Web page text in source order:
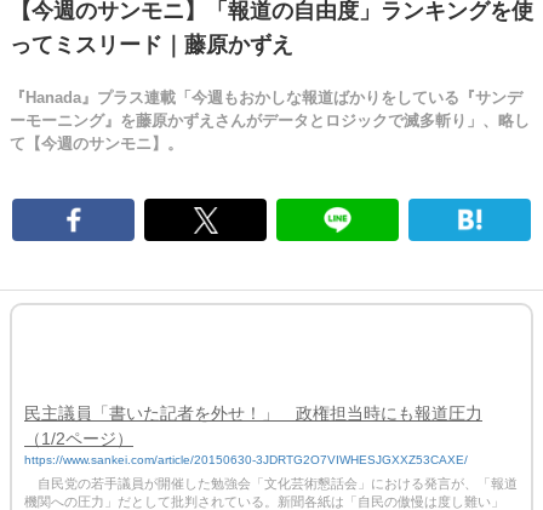
【今週のサンモニ】「報道の自由度」ランキングを使
ってミスリード｜藤原かずえ
『Hanada』プラス連載「今週もおかしな報道ばかりをしている『サンデ
ーモーニング』を藤原かずえさんがデータとロジックで滅多斬り」、略し
て【今週のサンモニ】。
民主議員「書いた記者を外せ！」 政権担当時にも報道圧力
（1/2ページ）
https://www.sankei.com/article/20150630-3JDRTG2O7VIWHESJGXXZ53CAXE/
自民党の若手議員が開催した勉強会「文化芸術懇話会」における発言が、「報道
機関への圧力」だとして批判されている。新聞各紙は「自民の傲慢は度し難い」